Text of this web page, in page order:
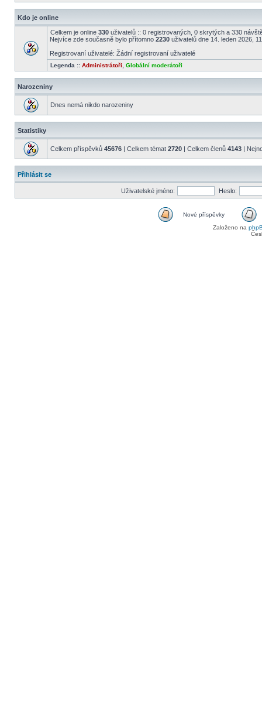
Kdo je online
Celkem je online 330 uživatelů :: 0 registrovaných, 0 skrytých a 330
Nejvíce zde současně bylo přítomno 2230 uživatelů dne 14. leden 2026,
Registrovaní uživatelé: Žádní registrovaní uživatelé
Legenda :: Administrátoři Globální moderátoři
Narozeniny
Dnes nemá nikdo narozeniny
Statistiky
Celkem příspěvků 45676 | Celkem témat 2720 | Celkem členů 4143 |
Přihlásit se
Uživatelské jméno: Heslo:
Nové příspěvky
Založeno na